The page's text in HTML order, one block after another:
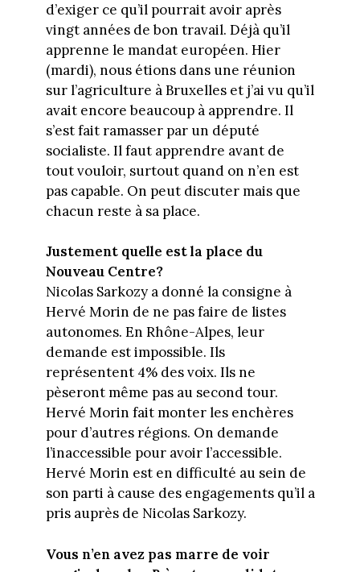
d’exiger ce qu’il pourrait avoir après
vingt années de bon travail. Déjà qu’il
apprenne le mandat européen. Hier
(mardi), nous étions dans une réunion
sur l’agriculture à Bruxelles et j’ai vu qu’il
avait encore beaucoup à apprendre. Il
s’est fait ramasser par un député
socialiste. Il faut apprendre avant de
tout vouloir, surtout quand on n’en est
pas capable. On peut discuter mais que
chacun reste à sa place.
Justement quelle est la place du
Nouveau Centre?
Nicolas Sarkozy a donné la consigne à
Hervé Morin de ne pas faire de listes
autonomes. En Rhône-Alpes, leur
demande est impossible. Ils
représentent 4% des voix. Ils ne
pèseront même pas au second tour.
Hervé Morin fait monter les enchères
pour d’autres régions. On demande
l’inaccessible pour avoir l’accessible.
Hervé Morin est en difficulté au sein de
son parti à cause des engagements qu’il a
pris auprès de Nicolas Sarkozy.
Vous n’en avez pas marre de voir